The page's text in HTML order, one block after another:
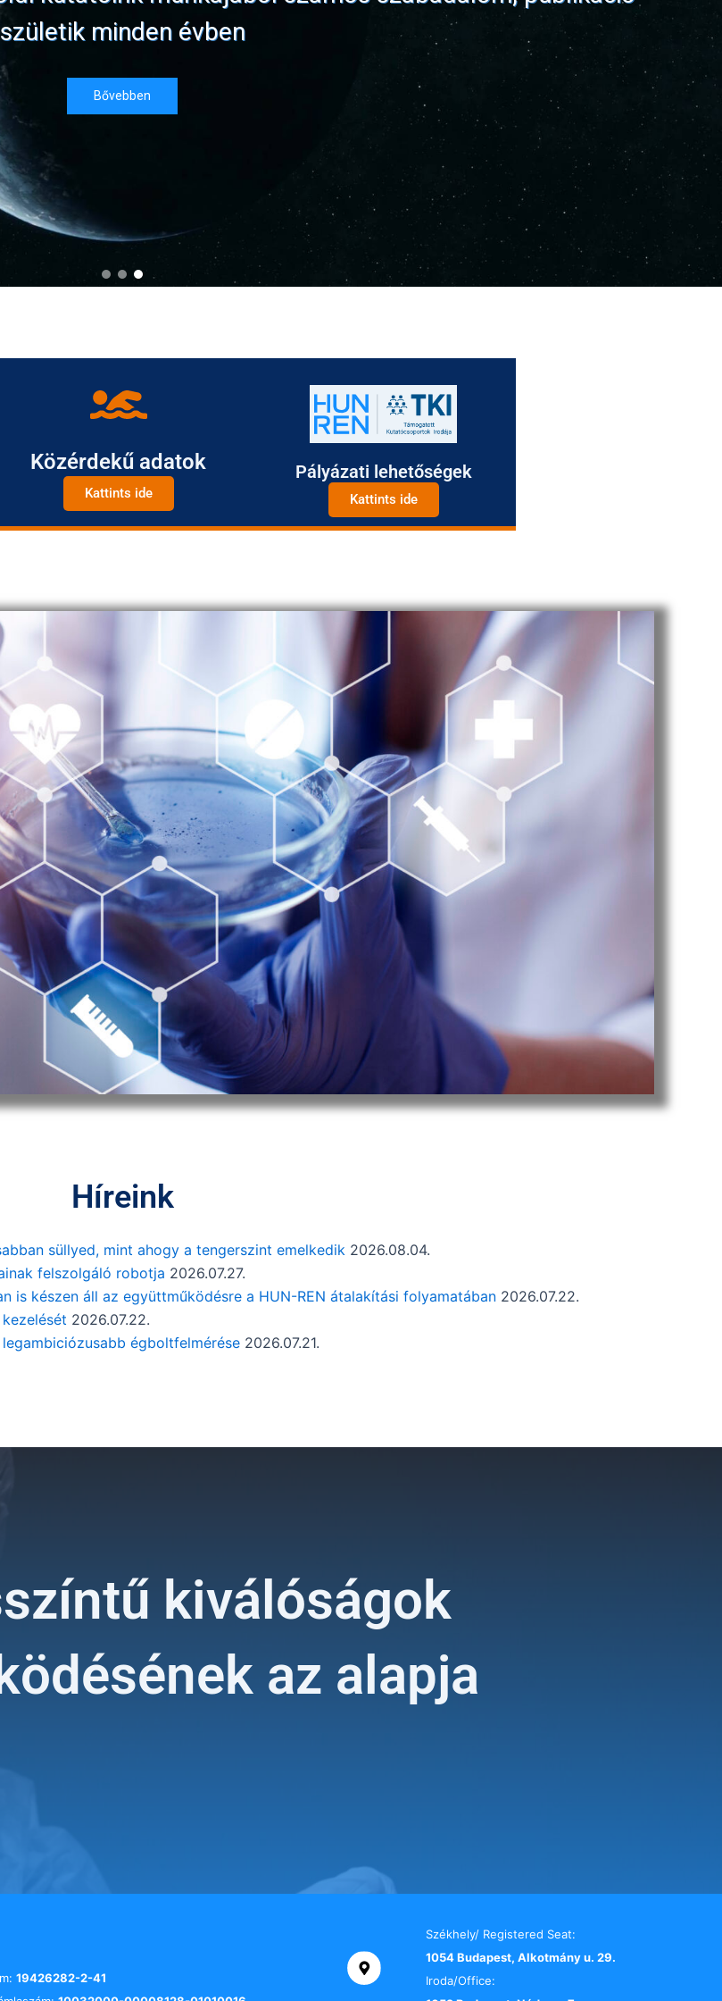
születik minden évben
Bővebben
Közérdekű adatok
Kattints ide
Pályázati lehetőségek
Kattints ide
Híreink
süllyed, mint ahogy a tengerszint emelkedik 2026.08.04.
felszolgáló robotja 2026.07.27.
is készen áll az együttműködésre a HUN-REN átalakítási folyamatában 2026.07.22.
2026.07.22.
égboltfelmérése 2026.07.21.
kiválóságok
az alapja
19426282-2-41
Székhely/ Registered Seat:
1054 Budapest, Alkotmány u. 29.
Iroda/Office: